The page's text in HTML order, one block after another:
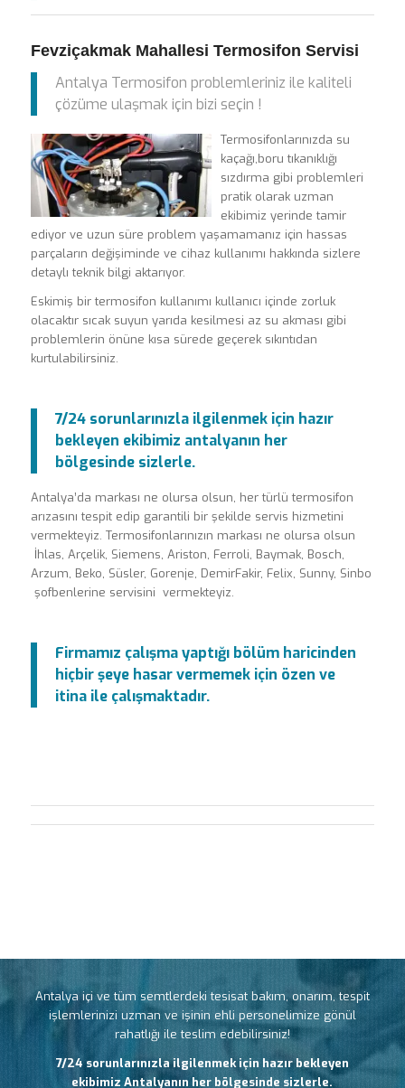
Fevziçakmak Mahallesi Termosifon Servisi
Antalya Termosifon problemleriniz ile kaliteli
çözüme ulaşmak için bizi seçin !
Termosifonlarınızda su
kaçağı,boru tıkanıklığı
sızdırma gibi problemleri
pratik olarak uzman
ekibimiz yerinde tamir
ediyor ve uzun süre problem yaşamamanız için hassas
parçaların değişiminde ve cihaz kullanımı hakkında sizlere
detaylı teknik bilgi aktarıyor.
Eskimiş bir termosifon kullanımı kullanıcı içinde zorluk
olacaktır sıcak suyun yarıda kesilmesi az su akması gibi
problemlerin önüne kısa sürede geçerek sıkıntıdan
kurtulabilirsiniz.
7/24 sorunlarınızla ilgilenmek için hazır
bekleyen ekibimiz antalyanın her
bölgesinde sizlerle.
Antalya’da markası ne olursa olsun, her türlü termosifon
arızasını tespit edip garantili bir şekilde servis hizmetini
vermekteyiz. Termosifonlarınızın markası ne olursa olsun
İhlas, Arçelik, Siemens, Ariston, Ferroli, Baymak, Bosch,
Arzum, Beko, Süsler, Gorenje, DemirFakir, Felix, Sunny, Sinbo
şofbenlerine servisini vermekteyiz.
Firmamız çalışma yaptığı bölüm haricinden
hiçbir şeye hasar vermemek için özen ve
itina ile çalışmaktadır.
Antalya içi ve tüm semtlerdeki tesisat bakım, onarım, tespit
işlemlerinizi uzman ve işinin ehli personelimize gönül
rahatlığı ile teslim edebilirsiniz!
7/24 sorunlarınızla ilgilenmek için hazır bekleyen
ekibimiz Antalyanın her bölgesinde sizlerle.